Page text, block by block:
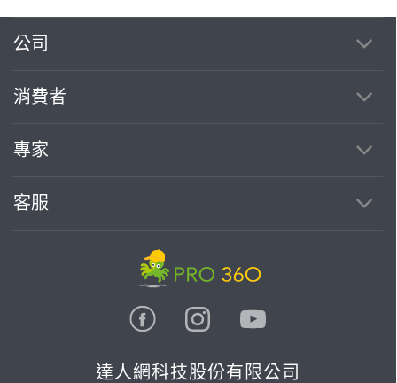
公司
消費者
專家
客服
達人網科技股份有限公司
繼續完成